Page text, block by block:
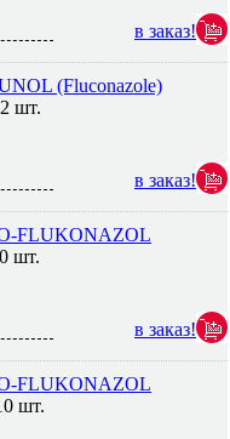
в заказ!
(Fluconazole)
шт.
в заказ!
FLUKONAZOL
шт.
в заказ!
FLUKONAZOL
шт.